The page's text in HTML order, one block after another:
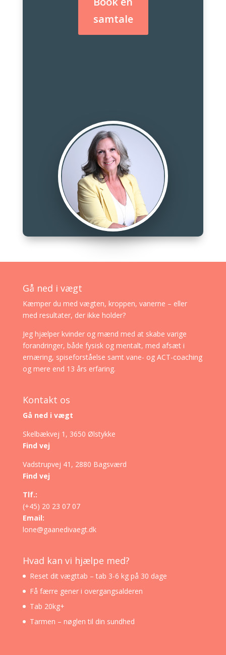
samtale
Gå ned i vægt
Kæmper du med vægten, kroppen, vanerne – eller
med resultater, der ikke holder?
Jeg hjælper kvinder og mænd med at skabe varige
forandringer, både fysisk og mentalt, med afsæt i
ernæring, spiseforståelse samt vane- og ACT-coaching
og mere end 13 års erfaring.
Kontakt os
Gå ned i vægt
Skelbækvej 1, 3650 Ølstykke
Find vej
Vadstrupvej 41, 2880 Bagsværd
Find vej
Tlf.:
(+45) 20 23 07 07
Email:
lone@gaanedivaegt.dk
Hvad kan vi hjælpe med?
Reset dit vægttab – tab 3-6 kg på 30 dage
Få færre gener i overgangsalderen
Tab 20kg+
Tarmen – nøglen til din sundhed